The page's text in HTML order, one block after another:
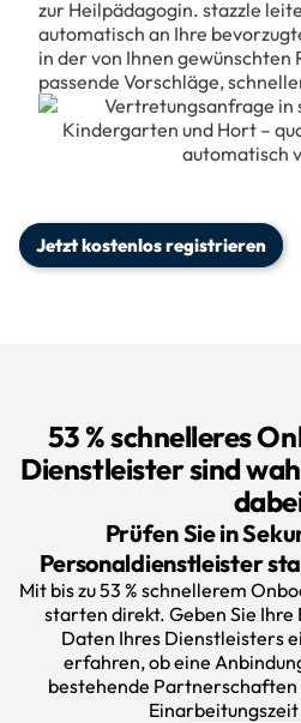
zur Heilpädagogin. stazzle
automatisch an Ihre
in der von Ihnen
passende Vorschläge,
Jetzt kostenlos registrieren
53 % schnelleres
Dienstleister sind
Prüfen Sie in
Personaldienstleister
Mit bis zu 53 % schnellerem
starten direkt. Geben Sie Ihre
Daten Ihres Dienstleisters
erfahren, ob eine
bestehende Partnerschaften